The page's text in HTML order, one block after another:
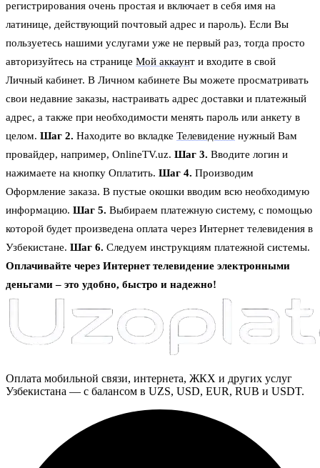
регистрирования очень простая и включает в себя имя на
латинице, действующий почтовый адрес и пароль). Если Вы
пользуетесь нашими услугами уже не первый раз, тогда просто
авторизуйтесь на странице Мой аккаунт и входите в свой
Личный кабинет. В Личном кабинете Вы можете просматривать
свои недавние заказы, настраивать адрес доставки и платежный
адрес, а также при необходимости менять пароль или анкету в
целом. Шаг 2. Находите во вкладке Телевидение нужный Вам
провайдер, например, OnlineTV.uz. Шаг 3. Вводите логин и
нажимаете на кнопку Оплатить. Шаг 4. Производим
Оформление заказа. В пустые окошки вводим всю необходимую
информацию. Шаг 5. Выбираем платежную систему, с помощью
которой будет произведена оплата через Интернет телевидения в
Узбекистане. Шаг 6. Следуем инструкциям платежной системы.
Оплачивайте через Интернет телевидение электронными
деньгами – это удобно, быстро и надежно!
Оплата мобильной связи, интернета, ЖКХ и других услуг
Узбекистана — с балансом в UZS, USD, EUR, RUB и USDT.